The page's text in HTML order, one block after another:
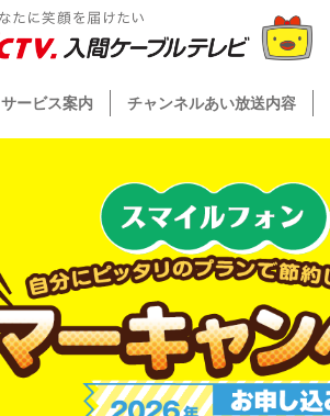
サービス案内 チャンネルあい放送内容